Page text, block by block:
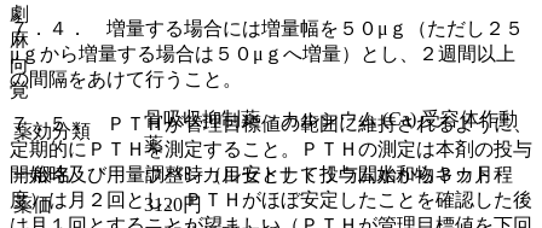
７．４． 増量する場合には増量幅を５０μｇ（ただし２５
μｇから増量する場合は５０μｇへ増量）とし、２週間以上
の間隔をあけて行うこと。
７．５． ＰＴＨが管理目標値の範囲に維持されるように、
定期的にＰＴＨを測定すること。ＰＴＨの測定は本剤の投与
開始時及び用量調整時（目安として投与開始から３カ月程
度）は月２回とし、ＰＴＨがほぼ安定したことを確認した後
劇
麻
向
覚
薬効分類
骨吸収抑制薬 > カルシウム (Ca) 受容体作動
薬
一般名
ウパシカルセトナトリウム水和物キット
薬価
3120円